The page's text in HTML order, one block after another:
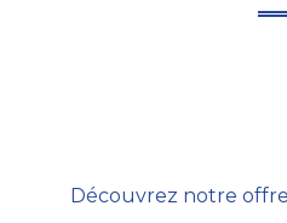
Découvrez notre offre